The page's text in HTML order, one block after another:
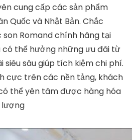
cung cấp các sản phẩm
Quốc và Nhật Bản. Chắc
Romand chính hãng tại
thể hưởng những ưu đãi từ
sâu giúp tích kiệm chi phí.
cực trên các nền tảng, khách
thể yên tâm được hàng hóa
lượng